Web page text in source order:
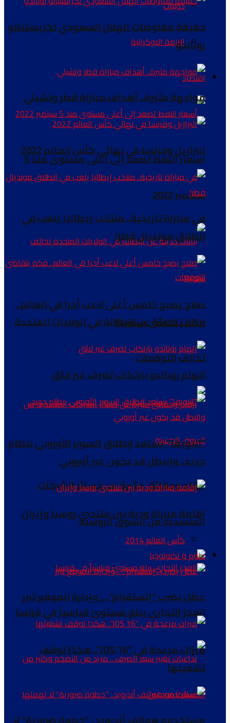
دوليات
الازمة الاوكرانية
اقتصاد
أسعار النفط تصعد إلى أعلى مستوى منذ 5
سبتمبر 2022
بيانات حديثة عن البطالة في الولايات المتحدة
تخالف التوقعات
أرقام وحقائق مثيرة عن خسائر الشركات
المنسحبة من السوق الروسية
العجز التجاري يبلغ مستوىً قياسياً في فرنسا
حقيقة مفاوضات الهلال السعودي لكريستيانو
رونالدو
مواجهة مثيرة.. أهداف مباراة قطر وتشيلي
البرازيل وفرنسا في نهائي كأس العالم 2022
في مباراة تاريخية.. منتخب إيطاليا يلعب في
انطلاق مونديال قطر!
صلاح يصبح خامس أعلى لاعب أجرا في العالم..
فكم يتقاضى سنويا؟
اتهام رونالدو بارتكاب تصرف غير لائق
“اليويفا” يستعد لإطلاق السوبر الأوروبي بنظام
جديد.. والبطل قد يكون غير أوروبي
إقامة مباراة ودية بين منتخبي روسيا وإيران
كأس العالم 2014
علوم و تكنولوجيا
عطل يضرب “إنستغرام”…. وإدارة الموقع تبرر
ميزات مزعجة في “iOS 16”.. هكذا توقف
تشغيلها